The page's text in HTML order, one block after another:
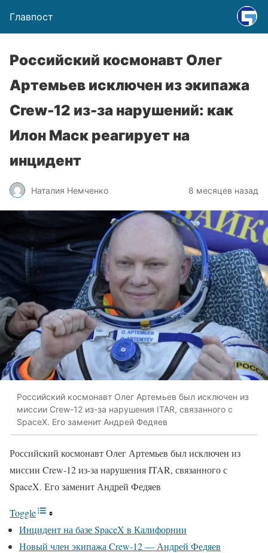
Главпост
Российский космонавт Олег
Артемьев исключен из экипажа
Crew-12 из-за нарушений: как
Илон Маск реагирует на
инцидент
Наталия Немченко 8 месяцев назад
Российский космонавт Олег Артемьев был исключен из
миссии Crew-12 из-за нарушения ITAR, связанного с
SpaceX. Его заменит Андрей Федяев
Российский космонавт Олег Артемьев был исключен из
миссии Crew-12 из-за нарушения ITAR, связанного с
SpaceX. Его заменит Андрей Федяев
Toggle
Инцидент на базе SpaceX в Калифорнии
Новый член экипажа Crew-12 — Андрей Федяев